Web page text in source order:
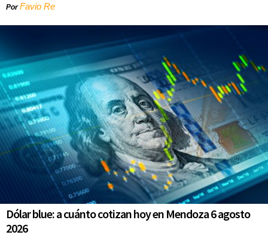
PorFavio Re
Dólar blue: a cuánto cotizan hoy en Mendoza 6 agosto
2026